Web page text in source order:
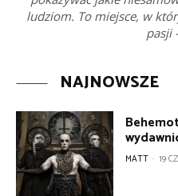
ludziom. To miejsce, w
pasji
NAJNOWSZE
MATT - 19